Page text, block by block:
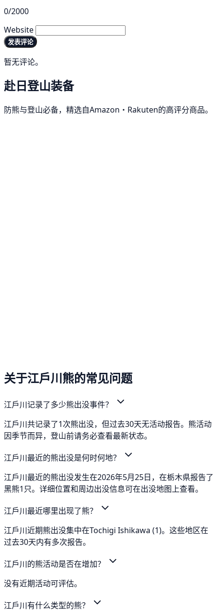
0/2000
Website
发表评论
暂无评论。
赴日登山装备
防熊与登山必备，精选自Amazon・Rakuten的高评分商品。
关于江戶川熊的常见问题
江戶川记录了多少熊出没事件？
江戶川共记录了1次熊出没，但过去30天无活动报告。熊活动
因季节而异，登山前请务必查看最新状态。
江戶川最近的熊出没是何时何地？
江戶川最近的熊出没发生在2026年5月25日，在栃木県报告了
黑熊1只。详细位置和周边出没信息可在出没地图上查看。
江戶川最近哪里出现了熊？
江戶川近期熊出没集中在Tochigi Ishikawa (1)。这些地区在
过去30天内有多次报告。
江戶川的熊活动是否在增加？
没有近期活动可评估。
江戶川有什么类型的熊？